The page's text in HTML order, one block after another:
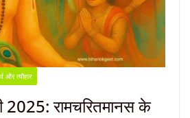
और त्यौहार
2025: रामचरितमानस के